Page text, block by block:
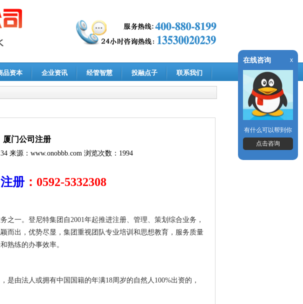
品资本 企业资讯 经管智慧 投融点子 联系我们
厦门公司注册
来源： www.onobbb.com 浏览次数：1994
册 ：0592-5332308
之一。登尼特集团自2001年起推进注册、管理、策划综合业务，
而出，优势尽显，集团重视团队专业培训和思想教育，服务质量
熟练的办事效率。
是由法人或拥有中国国籍的年满18周岁的自然人100%出资的，
在线咨询 x
有什么可以帮到你
点击咨询